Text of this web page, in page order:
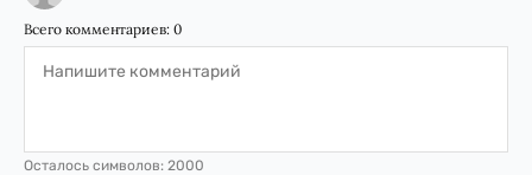
Всего комментариев: 0
Осталось символов: 2000